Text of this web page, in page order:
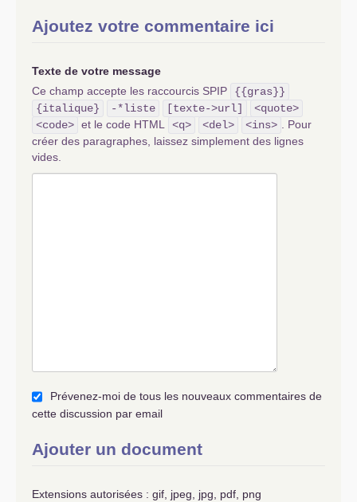
Ajoutez votre commentaire ici
Texte de votre message
Ce champ accepte les raccourcis SPIP
{{gras}}
{italique}
-*liste [texte->url]
<quote>
<code> et le code HTML <q> <del> <ins>
. Pour
créer des paragraphes, laissez simplement des lignes
vides.
Prévenez-moi de tous les nouveaux commentaires de
cette discussion par email
Ajouter un document
Extensions autorisées : gif, jpeg, jpg, pdf, png